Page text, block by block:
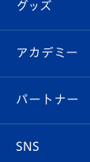
チケット
イベント
メディア
スタッフ
マスコッ
Revive
ヴィヴィ
フォトギ
スタジア
V-
プレイヤ
グッズ
オンライ
店舗情報
アカデミー
育成から
パートナー
SNS